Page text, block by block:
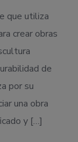
que utiliza
crear obras
de
por su
una obra
y […]